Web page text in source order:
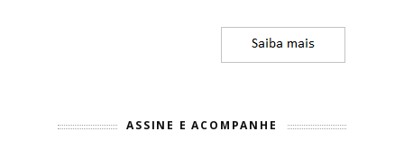
ASSINE E ACOMPANHE